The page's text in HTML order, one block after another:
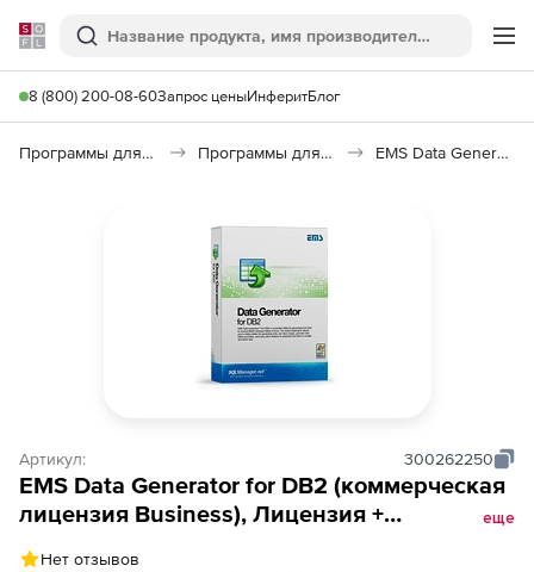
Softline
Поиск
8 (800) 200-08-60Запрос ценыИнферитБлог
Программы для программирования Программы для работы с базами данных EMS Data Generator for DB2
Артикул: 300262250
EMS Data Generator for DB2 (коммерческая
лицензия Business), Лицензия +
еще
Нет отзывов